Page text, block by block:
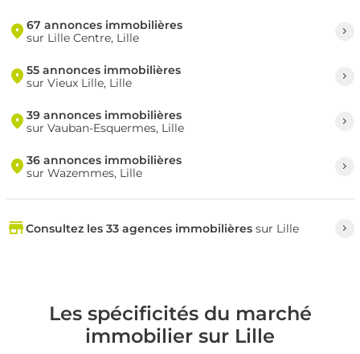
67 annonces immobilières
sur Lille Centre, Lille
55 annonces immobilières
sur Vieux Lille, Lille
39 annonces immobilières
sur Vauban-Esquermes, Lille
36 annonces immobilières
sur Wazemmes, Lille
Consultez les 33 agences immobilièressur Lille
Les spécificités du marché
immobilier sur Lille